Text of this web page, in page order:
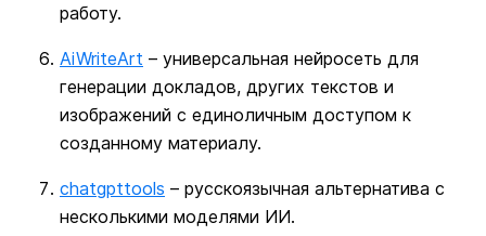
работу.
AiWriteArt – универсальная нейросеть для
генерации докладов, других текстов и
изображений с единоличным доступом к
созданному материалу.
chatgpttools – русскоязычная альтернатива с
несколькими моделями ИИ.